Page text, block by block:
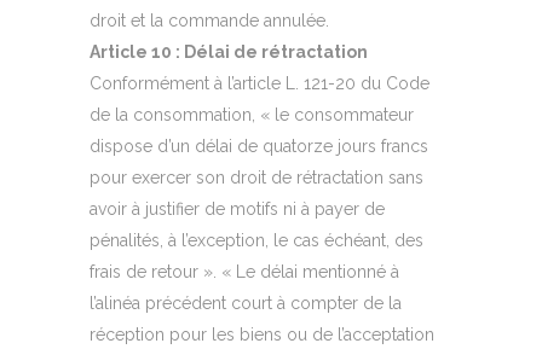
droit et la commande annulée.
Article 10 : Délai de rétractation
Conformément à l’article L. 121-20 du Code
de la consommation, « le consommateur
dispose d’un délai de quatorze jours francs
pour exercer son droit de rétractation sans
avoir à justifier de motifs ni à payer de
pénalités, à l’exception, le cas échéant, des
frais de retour ». « Le délai mentionné à
l’alinéa précédent court à compter de la
réception pour les biens ou de l’acceptation